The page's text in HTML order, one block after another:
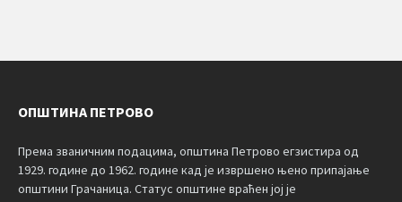
ОПШТИНА ПЕТРОВО
Према званичним подацима, општина Петрово егзистира од
1929. године до 1962. године кад је извршено њено припајање
општини Грачаница. Статус општине враћен јој је